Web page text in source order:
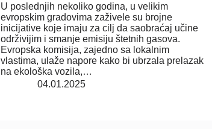
U poslednjih nekoliko godina, u velikim
evropskim gradovima zaživele su brojne
inicijative koje imaju za cilj da saobraćaj učine
održivijim i smanje emisiju štetnih gasova.
Evropska komisija, zajedno sa lokalnim
vlastima, ulaže napore kako bi ubrzala prelazak
na ekološka vozila,…
04.01.2025